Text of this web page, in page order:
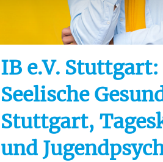
Kategorien auswählen.
Zwecke entscheiden und
Ihre etwaige Einwilligung
aufgrund berechtigter
IB e.V.
Seelische
Stuttgart,
und